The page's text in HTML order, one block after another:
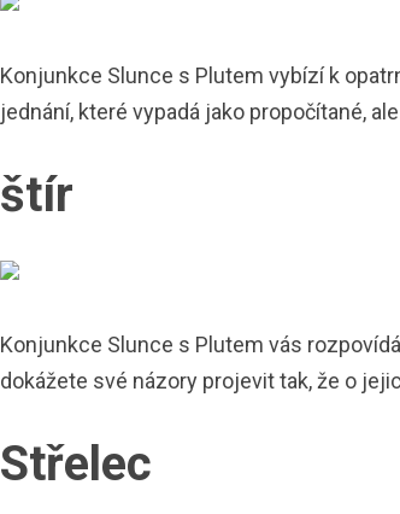
Konjunkce Slunce s Plutem vybízí k
jednání, které vypadá jako propočítané,
štír
Konjunkce Slunce s Plutem vás
dokážete své názory projevit tak, že o
Střelec